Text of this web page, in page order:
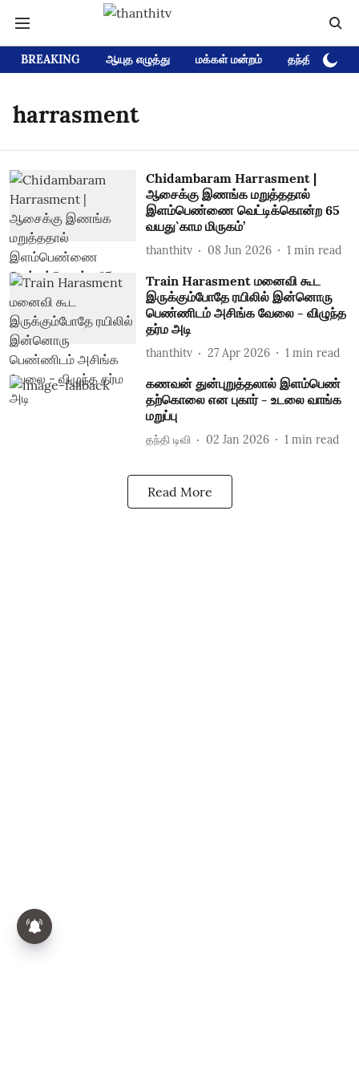
BREAKING ஆயுத எழுத்து மக்கள் மன்றம் தந்தி டிவி
harrasment
Chidambaram Harrasment |
ஆசைக்கு இணங்க மறுத்ததால்
இளம்பெண்ணை வெட்டிக்கொன்ற 65
வயது`காம மிருகம்’
thanthitv 08 Jun 2026 1 min read
Train Harasment மனைவி கூட
இருக்கும்போதே ரயிலில் இன்னொரு
பெண்ணிடம் அசிங்க வேலை - விழுந்த
தர்ம அடி
thanthitv 27 Apr 2026 1 min read
கணவன் துன்புறுத்தலால் இளம்பெண்
தற்கொலை என புகார் - உடலை வாங்க
மறுப்பு
தந்தி டிவி 02 Jan 2026 1 min read
Read More